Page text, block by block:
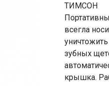
ТИМСОН
всегла
зубных
крышка.